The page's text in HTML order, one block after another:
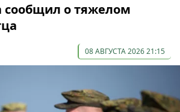
сообщил о тяжелом
08 АВГУСТА 2026 21:15